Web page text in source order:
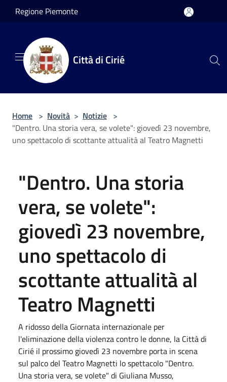
Salta al contenuto principale
Regione Piemonte
Città di Cirié
Home > Novità > Notizie >
"Dentro. Una storia vera, se volete": giovedì 23 novembre,
uno spettacolo di scottante attualità al Teatro Magnetti
"Dentro. Una storia
vera, se volete":
giovedì 23 novembre,
uno spettacolo di
scottante attualità al
Teatro Magnetti
A ridosso della Giornata internazionale per
l'eliminazione della violenza contro le donne, la Città di
Cirié il prossimo giovedì 23 novembre porta in scena
sul palco del Teatro Magnetti lo spettacolo "Dentro.
Una storia vera, se volete" di Giuliana Musso,